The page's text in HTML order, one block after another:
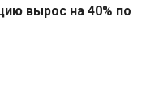
вырос на 40% по